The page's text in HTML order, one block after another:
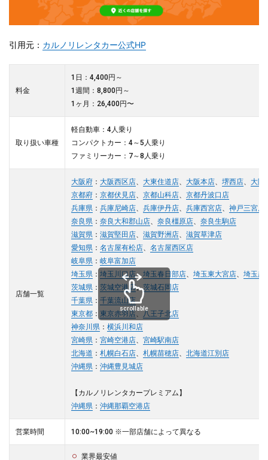
引用元： カルノリレンタカー公式HP
料金
1日：4,400円～
1週間：8,800円～
1ヶ月：26,400円〜
取り扱い車種
軽自動車：4人乗り
コンパクトカー：4～5人乗り
ファミリーカー：7～8人乗り
店舗一覧
大阪府 ： 大阪西区店 大東住道店 大阪本店 堺西店
大阪
京都府 ： 京都伏見店 京都山科店
京都丹波口店
兵庫県 ： 兵庫尼崎店 兵庫伊丹店 兵庫西宮店 神戸三宮店
奈良県 ： 奈良大和郡山店 奈良橿原店
奈良生駒店
滋賀県 ： 滋賀堅田店 滋賀野洲店
滋賀草津店
愛知県 ： 名古屋有松店
名古屋西区店
岐阜県 ： 岐阜富加店
埼玉県 ： 埼玉川口店、 埼玉春日部店 埼玉東大宮店
埼玉越
茨城県 ： 茨城空港店、茨城石岡店
千葉県 ： 千葉流山店
東京都 ： 東京赤羽店、八王子北店
神奈川県 ： 横浜川和店
宮崎県 ： 宮崎空港店
宮崎駅南店
北海道 ： 札幌白石店 札幌苗穂店
北海道江別店
沖縄県 ： 沖縄豊見城店
【カルノリレンタカープレミアム】
沖縄県 ： 沖縄那覇空港店
営業時間 10:00~19:00 ※一部店舗によって異なる
業界最安値
scrollable